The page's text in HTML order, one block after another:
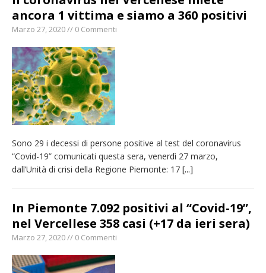
ancora 1 vittima e siamo a 360 positivi
Marzo 27, 2020 // 0 Commenti
Sono 29 i decessi di persone positive al test del coronavirus
“Covid-19” comunicati questa sera, venerdì 27 marzo,
dall’Unità di crisi della Regione Piemonte: 17 [...]
In Piemonte 7.092 positivi al “Covid-19”,
nel Vercellese 358 casi (+17 da ieri sera)
Marzo 27, 2020 // 0 Commenti